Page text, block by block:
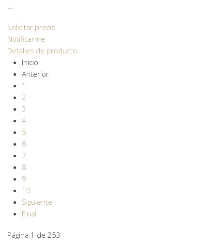
...
Solicitar precio
Notificarme
Detalles de producto
Inicio
Anterior
1
2
3
4
5
6
7
8
9
10
Siguiente
Final
Página 1 de 253